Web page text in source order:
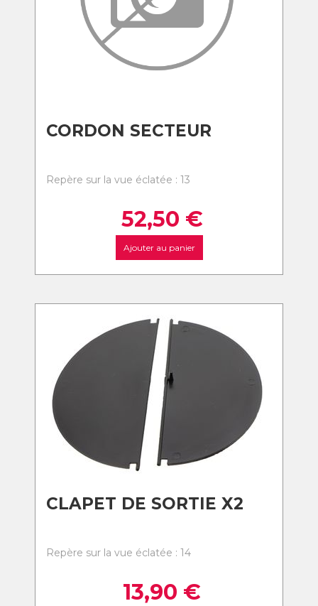
CORDON SECTEUR
Repère sur la vue éclatée : 13
52,50 €
Ajouter au panier
CLAPET DE SORTIE X2
Repère sur la vue éclatée : 14
13,90 €